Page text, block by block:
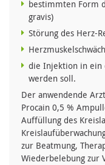
bestimmten Form
gravis)
Störung des Herz-
die Injektion in ein
werden soll.
Der anwendende
Procain 0,5 %
Auffüllung des
zur Beatmung,
Wiederbelebung zur